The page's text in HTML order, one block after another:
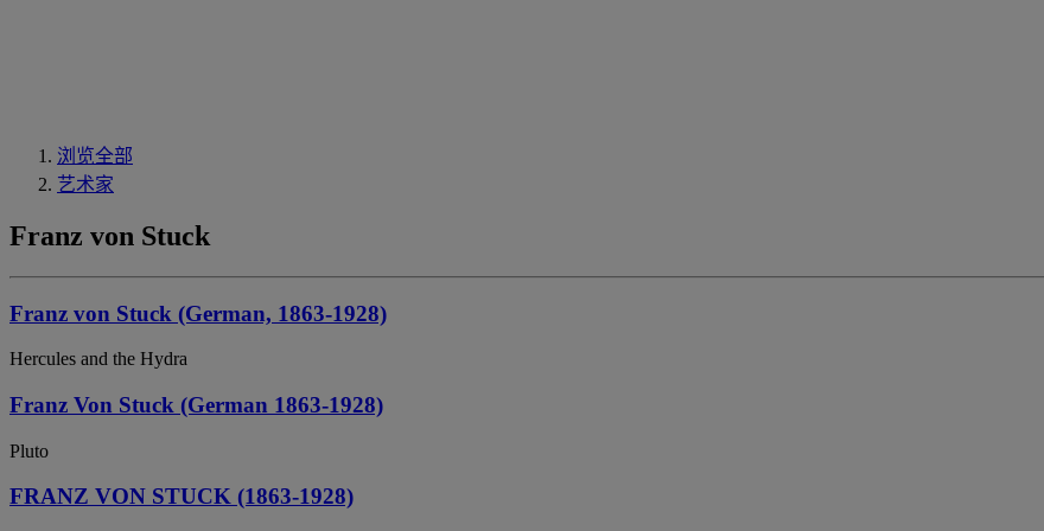
浏览全部
艺术家
Franz von Stuck
Franz von Stuck (German, 1863-1928)
Hercules and the Hydra
Franz Von Stuck (German 1863-1928)
Pluto
FRANZ VON STUCK (1863-1928)